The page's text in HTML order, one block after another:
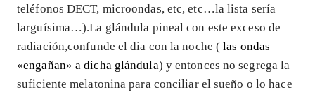
teléfonos DECT, microondas, etc, etc…la lista sería
larguísima…).La glándula pineal con este exceso de
radiación,confunde el dia con la noche (las ondas
«engañan» a dicha glándula) y entonces no segrega la
suficiente melatonina para conciliar el sueño o lo hace